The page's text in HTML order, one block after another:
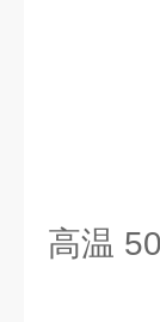
高温